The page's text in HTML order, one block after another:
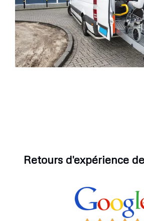
Retours d'expérience